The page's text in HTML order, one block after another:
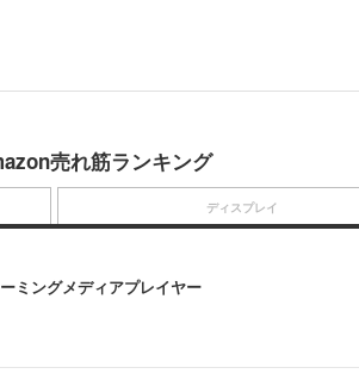
売れ筋ランキング
ミングメディアプレイヤー
ディスプレイ